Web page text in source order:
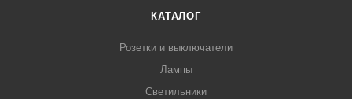
КАТАЛОГ
Розетки и выключатели
Лампы
Светильники